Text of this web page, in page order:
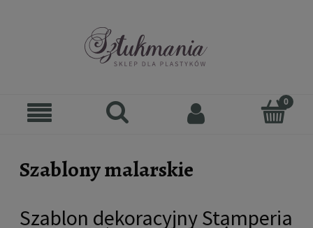
Szablony malarskie
Szablon dekoracyjny Stamperia